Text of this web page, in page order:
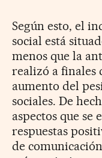
Según esto, el
social está
menos que la
realizó a finales
aumento del
sociales. De
aspectos que se
respuestas
de